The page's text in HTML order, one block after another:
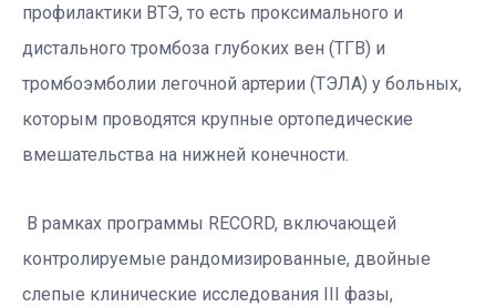
профилактики ВТЭ, то есть проксимального и
дистального тромбоза глубоких вен (ТГВ) и
тромбоэмболии легочной артерии (ТЭЛА) у больных,
которым проводятся крупные ортопедические
вмешательства на нижней конечности.
В рамках программы RECORD, включающей
контролируемые рандомизированные, двойные
слепые клинические исследования III фазы,